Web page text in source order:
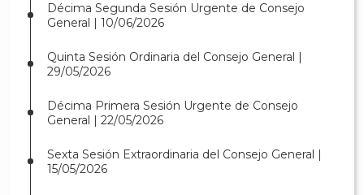
Décima Segunda Sesión Urgente de Consejo
General | 10/06/2026
Quinta Sesión Ordinaria del Consejo General |
29/05/2026
Décima Primera Sesión Urgente de Consejo
General | 22/05/2026
Sexta Sesión Extraordinaria del Consejo General |
15/05/2026